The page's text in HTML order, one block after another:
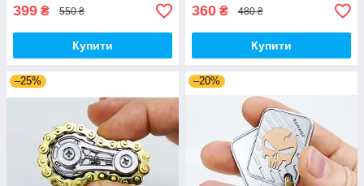
399 ₴ 550 ₴
Купити
360 ₴ 480 ₴
Купити
–25% –20%